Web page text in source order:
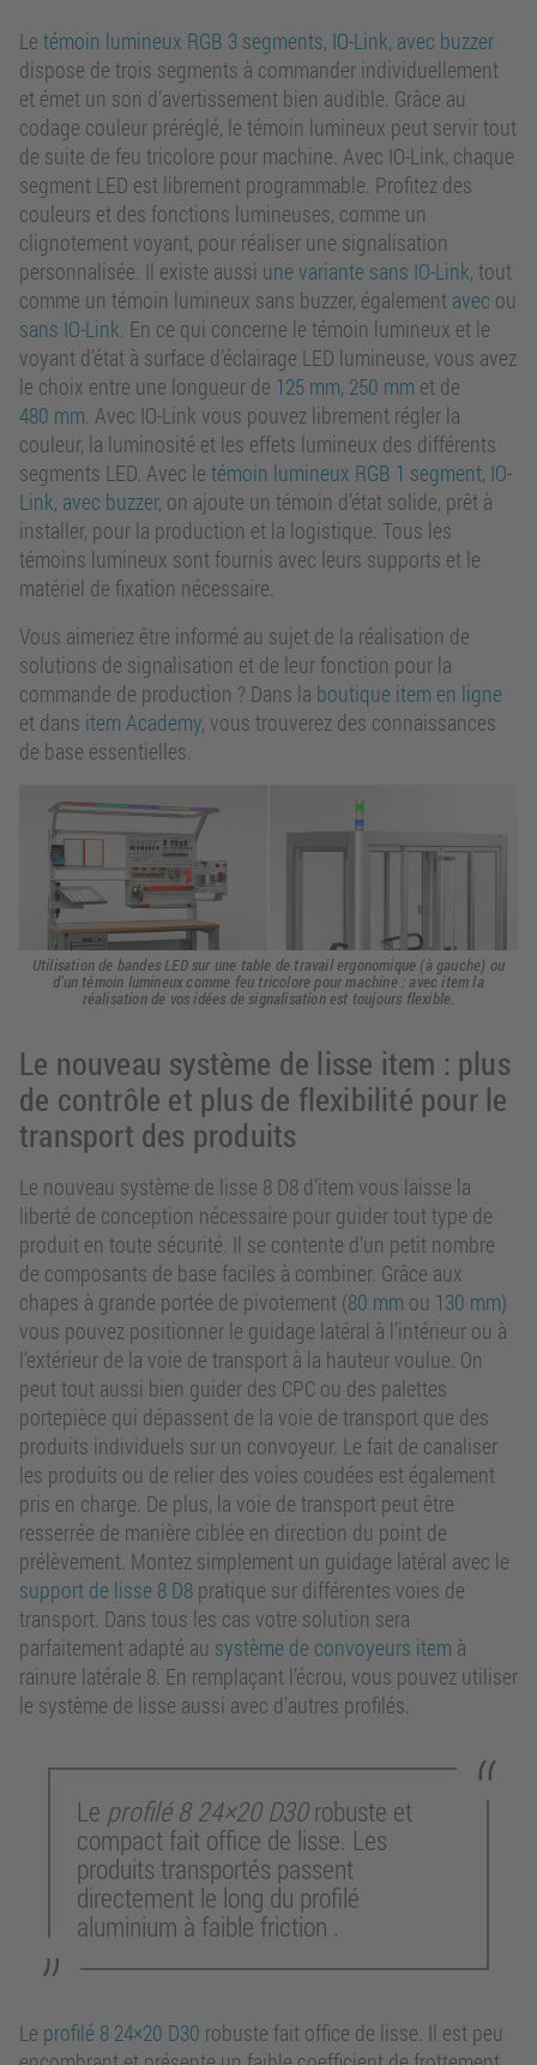
Le témoin lumineux RGB 3 segments, IO-Link, avec buzzer
dispose de trois segments à commander individuellement
et émet un son d’avertissement bien audible. Grâce au
codage couleur préréglé, le témoin lumineux peut servir tout
de suite de feu tricolore pour machine. Avec IO-Link, chaque
segment LED est librement programmable. Profitez des
couleurs et des fonctions lumineuses, comme un
clignotement voyant, pour réaliser une signalisation
personnalisée. Il existe aussi une variante sans IO-Link, tout
comme un témoin lumineux sans buzzer, également avec ou
sans IO-Link . En ce qui concerne le témoin lumineux et le
voyant d’état à surface d’éclairage LED lumineuse, vous avez
le choix entre une longueur de 125 mm, 250 mm et de
480 mm . Avec IO-Link vous pouvez librement régler la
couleur, la luminosité et les effets lumineux des différents
segments LED. Avec le témoin lumineux RGB 1 segment, IO-
Link, avec buzzer, on ajoute un témoin d’état solide, prêt à
installer, pour la production et la logistique. Tous les
témoins lumineux sont fournis avec leurs supports et le
matériel de fixation nécessaire.
Vous aimeriez être informé au sujet de la réalisation de
solutions de signalisation et de leur fonction pour la
commande de production ? Dans la boutique item en ligne
et dans item Academy, vous trouverez des connaissances
de base essentielles.
Utilisation de bandes LED sur une table de travail ergonomique (à gauche) ou
d’un témoin lumineux comme feu tricolore pour machine : avec item la
réalisation de vos idées de signalisation est toujours flexible.
Le nouveau système de lisse item : plus
de contrôle et plus de flexibilité pour le
transport des produits
Le nouveau système de lisse 8 D8 d’item vous laisse la
liberté de conception nécessaire pour guider tout type de
produit en toute sécurité. Il se contente d’un petit nombre
de composants de base faciles à combiner. Grâce aux
chapes à grande portée de pivotement (80 mm ou 130 mm)
vous pouvez positionner le guidage latéral à l’intérieur ou à
l’extérieur de la voie de transport à la hauteur voulue. On
peut tout aussi bien guider des CPC ou des palettes
portepièce qui dépassent de la voie de transport que des
produits individuels sur un convoyeur. Le fait de canaliser
les produits ou de relier des voies coudées est également
pris en charge. De plus, la voie de transport peut être
resserrée de manière ciblée en direction du point de
prélèvement. Montez simplement un guidage latéral avec le
support de lisse 8 D8 pratique sur différentes voies de
transport. Dans tous les cas votre solution sera
parfaitement adapté au système de convoyeurs item à
rainure latérale 8. En remplaçant l’écrou, vous pouvez utiliser
le système de lisse aussi avec d’autres profilés.
Le profilé 8 24×20 D30robuste et
compact fait office de lisse. Les
produits transportés passent
directement le long du profilé
aluminium à faible friction .
Le profilé 8 24×20 D30 robuste fait office de lisse. Il est peu